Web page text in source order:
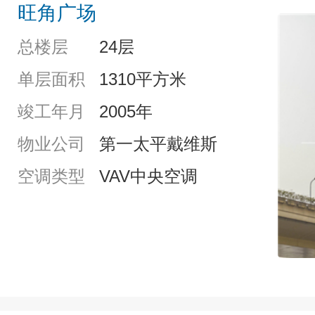
旺角广场
总楼层
24层
单层面积
1310平方米
竣工年月
2005年
物业公司
第一太平戴维斯
空调类型
VAV中央空调